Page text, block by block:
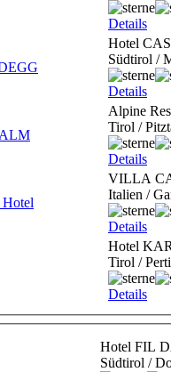
Details
Hotel
Südtirol /
Details
Alpine
Tirol /
Details
VILLA
Italien /
Details
Hotel
Tirol /
Details
Hotel FIL
Südtirol /